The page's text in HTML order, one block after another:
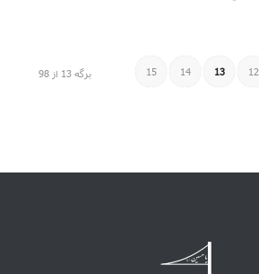
برگه 13 از 98 12
13
14
15